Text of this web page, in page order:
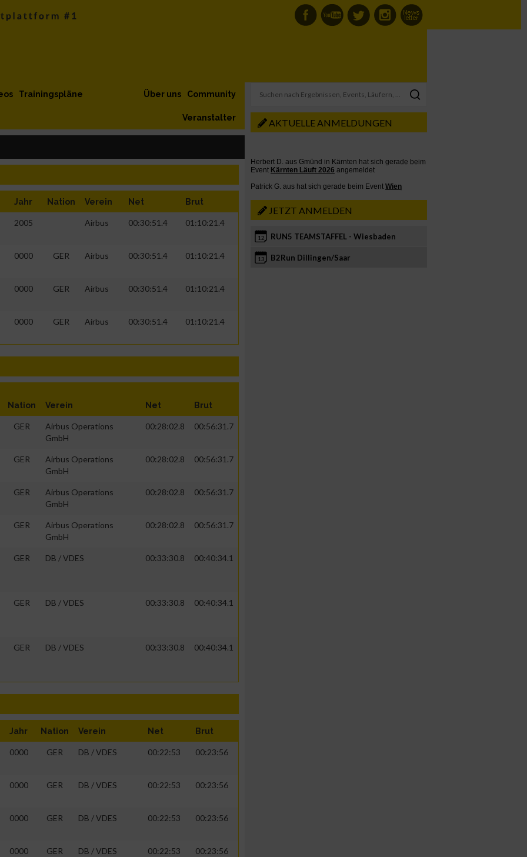
Trainingspläne Community
Über uns
Veranstalter
Jahr Nation Verein Net Brut
2005 Airbus 00:30:51.4 01:10:21.4
0000 GER Airbus 00:30:51.4 01:10:21.4
0000 GER Airbus 00:30:51.4 01:10:21.4
0000 GER Airbus 00:30:51.4 01:10:21.4
Nation Verein Net Brut
GER
Airbus Operations
GmbH
00:28:02.8 00:56:31.7
GER
Airbus Operations
GmbH
00:28:02.8 00:56:31.7
GER
Airbus Operations
GmbH
00:28:02.8 00:56:31.7
GER
Airbus Operations
GmbH
00:28:02.8 00:56:31.7
GER DB / VDES 00:33:30.8 00:40:34.1
GER DB / VDES 00:33:30.8 00:40:34.1
GER DB / VDES 00:33:30.8 00:40:34.1
Jahr Nation Verein Net Brut
0000 GER DB / VDES 00:22:53 00:23:56
0000 GER DB / VDES 00:22:53 00:23:56
0000 GER DB / VDES 00:22:53 00:23:56
0000 GER DB / VDES 00:22:53 00:23:56
AKTUELLE ANMELDUNGEN
JETZT ANMELDEN
12 RUN5 TEAMSTAFFEL - Wiesbaden
13 B2Run Dillingen/Saar